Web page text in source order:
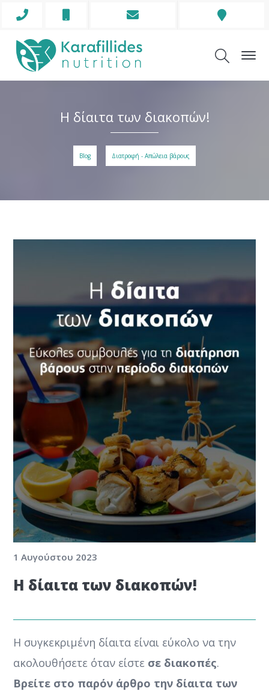
Phone
Envelope
Address
Η δίαιτα των διακοπών!
Blog Διατροφή - Απώλεια βάρους
1 Αυγούστου 2023
Η δίαιτα των διακοπών!
Η συγκεκριμένη δίαιτα είναι εύκολο να την
ακολουθήσετε όταν είστε σε διακοπές.
Βρείτε στο παρόν άρθρο την δίαιτα των